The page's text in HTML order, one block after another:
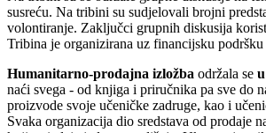
susreću. Na tribini su sudjelovali brojni
volontiranje. Zaključci grupnih diskusija
Tribina je organizirana uz financijsku
Humanitarno-prodajna izložba održala se
naći svega - od knjiga i priručnika pa sve do
proizvode svoje učeničke zadruge, kao i
Svaka organizacija dio sredstava od prodaje